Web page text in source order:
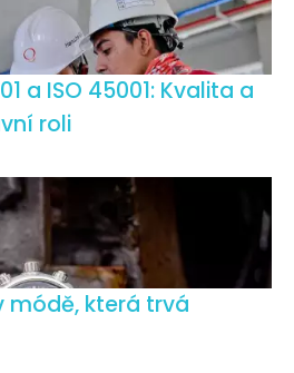
a ISO 45001: Kvalita a
roli
módě, která trvá